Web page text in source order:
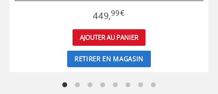
449,99€
AJOUTER AU PANIER
RETIRER EN MAGASIN